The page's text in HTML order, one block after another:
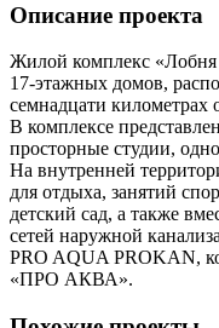
Описание проекта
Жилой комплекс «Лобня
17-этажных домов,
семнадцати километрах
В комплексе
просторные студии,
На внутренней
для отдыха, занятий
детский сад, а также
сетей наружной
PRO AQUA PROKAN,
«ПРО АКВА».